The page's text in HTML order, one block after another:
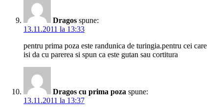
Dragos spune:
13.11.2011 la 13:33
pentru prima poza este randunica de turingia.pentru cei care
isi da cu parerea si spun ca este gutan sau cortitura
Dragos cu prima poza spune:
13.11.2011 la 13:37